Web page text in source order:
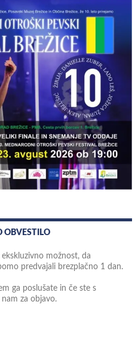
OBVESTILO
možnost, da
predvajali brezplačno 1 dan.
ga poslušate in če ste s
za objavo.